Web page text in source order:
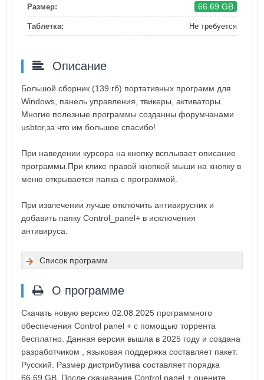
Размер: 66.69 GB
Таблетка: Не требуется
Описание
Большой сборник (139 гб) портативных программ для
Windows, панель управления, твикеры, активаторы.
Многие полезные программы созданны форумчанами
usbtor,за что им большое спасибо!
При наведении курсора на кнопку всплывает описание
программы.При клике правой кнопкой мыши на кнопку в
меню открывается папка с программой.
При извлечении лучше отключить антивирусник и
добавить папку Control_panel+ в исключения
антивируса.
Список программ
О программе
Скачать новую версию 02.08.2025 программного
обеспечения Control panel + с помощью торрента
бесплатно. Данная версия вышла в 2025 году и создана
разработчиком , языковая поддержка составляет пакет:
Русский. Размер дистрибутива составляет порядка
66.69 GB. После скачивания Control panel + оцените